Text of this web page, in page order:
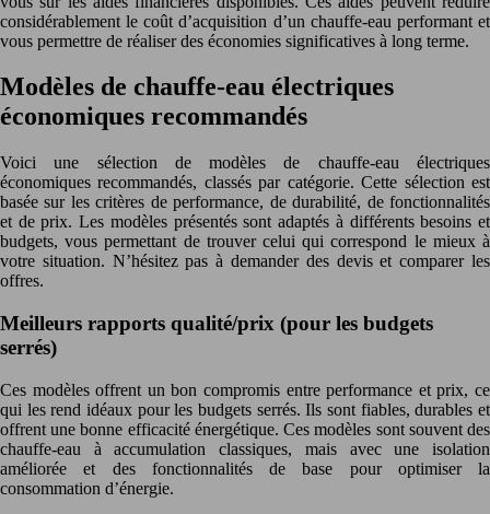
considérablement le coût d’acquisition d’un chauffe-eau performant et
vous permettre de réaliser des économies significatives à long terme.
Modèles de chauffe-eau électriques
économiques recommandés
Voici une sélection de modèles de chauffe-eau électriques
économiques recommandés, classés par catégorie. Cette sélection est
basée sur les critères de performance, de durabilité, de fonctionnalités
et de prix. Les modèles présentés sont adaptés à différents besoins et
budgets, vous permettant de trouver celui qui correspond le mieux à
votre situation. N’hésitez pas à demander des devis et comparer les
offres.
Meilleurs rapports qualité/prix (pour les budgets
serrés)
Ces modèles offrent un bon compromis entre performance et prix, ce
qui les rend idéaux pour les budgets serrés. Ils sont fiables, durables et
offrent une bonne efficacité énergétique. Ces modèles sont souvent des
chauffe-eau à accumulation classiques, mais avec une isolation
améliorée et des fonctionnalités de base pour optimiser la
consommation d’énergie.